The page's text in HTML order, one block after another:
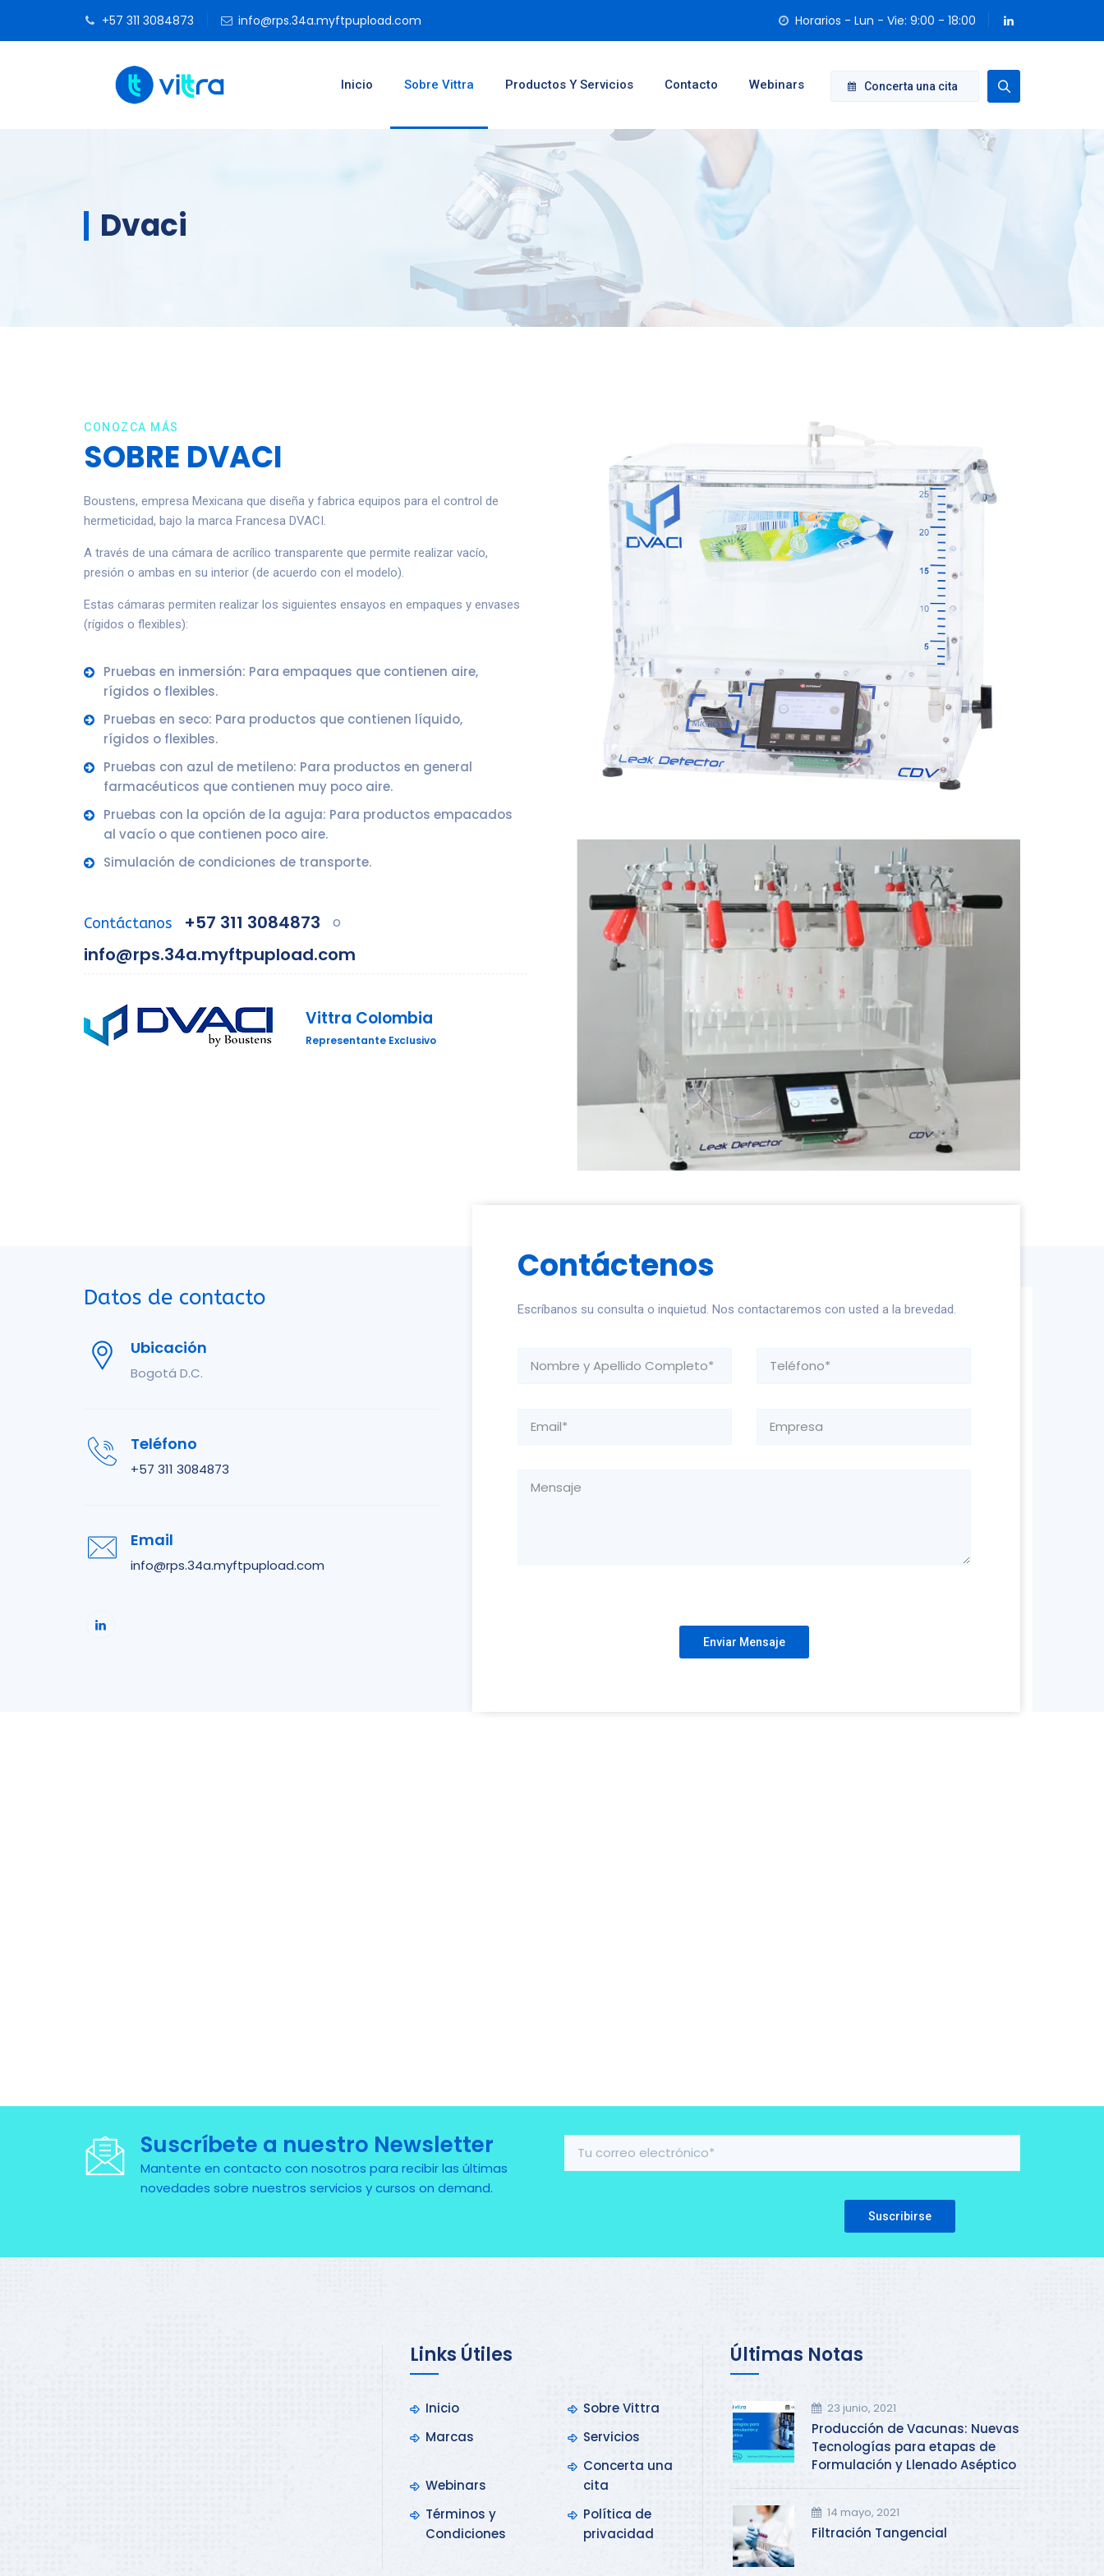
+57 311 3084873 info@rps.34a.myftpupload.com Horarios - Lun - Vie: 9:00 - 18:00
Concerta una cita
Inicio Sobre Vittra Productos Y Servicios Contacto Webinars
Dvaci
CONOZCA MÁS
SOBRE DVACI
Boustens, empresa Mexicana que diseña y fabrica equipos para el control de
hermeticidad, bajo la marca Francesa DVACI.
A través de una cámara de acrílico transparente que permite realizar vacío,
presión o ambas en su interior (de acuerdo con el modelo).
Estas cámaras permiten realizar los siguientes ensayos en empaques y envases
(rígidos o flexibles):
Pruebas en inmersión: Para empaques que contienen aire,
rígidos o flexibles.
Pruebas en seco: Para productos que contienen líquido,
rígidos o flexibles.
Pruebas con azul de metileno: Para productos en general
farmacéuticos que contienen muy poco aire.
Pruebas con la opción de la aguja: Para productos empacados
al vacío o que contienen poco aire.
Simulación de condiciones de transporte.
Contáctanos +57 311 3084873 o
info@rps.34a.myftpupload.com
Vittra Colombia
Representante Exclusivo
Datos de contacto
Ubicación
Bogotá D.C.
Teléfono
+57 311 3084873
Email
info@rps.34a.myftpupload.com
Contáctenos
Escríbanos su consulta o inquietud. Nos contactaremos con usted a la brevedad.
Suscríbete a nuestro Newsletter
Mantente en contacto con nosotros para recibir las últimas
novedades sobre nuestros servicios y cursos on demand.
Please leave this field empty.
Links Útiles
Inicio
Sobre Vittra
Marcas
Servicios
Webinars
Concerta una
cita
Términos y
Condiciones
Política de
privacidad
Últimas Notas
23 junio, 2021
Producción de Vacunas: Nuevas
Tecnologías para etapas de
Formulación y Llenado Aséptico
14 mayo, 2021
Filtración Tangencial